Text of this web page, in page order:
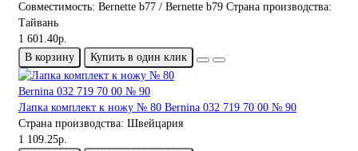
Совместимость: Bernette b77 / Bernette b79 Страна производства:
Тайвань
1 601.40р.
В корзину
Купить в один клик
Лапка комплект к ножу № 80 Bernina 032 719 70 00 № 90
Страна производства: Швейцария
1 109.25р.